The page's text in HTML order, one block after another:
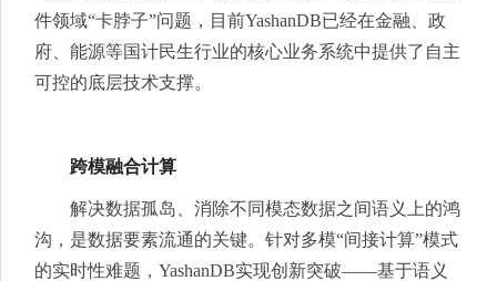
件领域“卡脖子”问题，目前YashanDB已经在金融、政
府、能源等国计民生行业的核心业务系统中提供了自主
可控的底层技术支撑。
跨模融合计算
解决数据孤岛、消除不同模态数据之间语义上的鸿
沟，是数据要素流通的关键。针对多模“间接计算”模式
的实时性难题，YashanDB实现创新突破——基于语义